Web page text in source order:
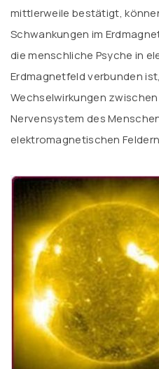
mittlerweile bestätigt,
Schwankungen im
die menschliche Psyche in
Erdmagnetfeld verbunden
Wechselwirkungen
Nervensystem des
elektromagnetischen